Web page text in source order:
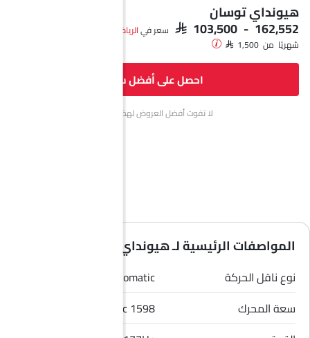
هيونداي توسان
SAR 103,500 - 162,552 سعر فيالرياض‎
شهريًا من SAR 1,500
احصل على أفضل سعر
لا تفوت أفضل العروض لهذا الشهر.
المواصفات الرئيسية لـ هيونداي توسان 2026
نوع ناقل الحركة
Automatic
سعة المحرك
1598 cc